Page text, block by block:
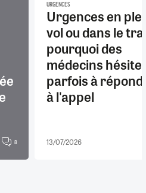
8
URGENCES
Urgences en
vol ou dans le
pourquoi des
médecins
parfois à
à l'appel
13/07/2026